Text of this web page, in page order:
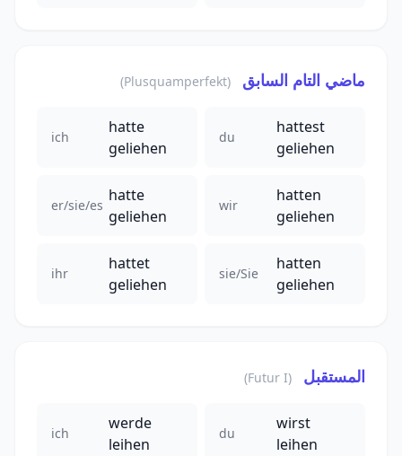
ماضي التام السابق (Plusquamperfekt)
ich
hatte
geliehen
du
hattest
geliehen
er/sie/es
hatte
geliehen
wir
hatten
geliehen
ihr
hattet
geliehen
sie/Sie
hatten
geliehen
المستقبل (Futur I)
ich
werde
leihen
du
wirst
leihen